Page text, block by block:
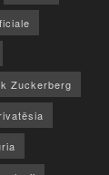
Zuckerberg